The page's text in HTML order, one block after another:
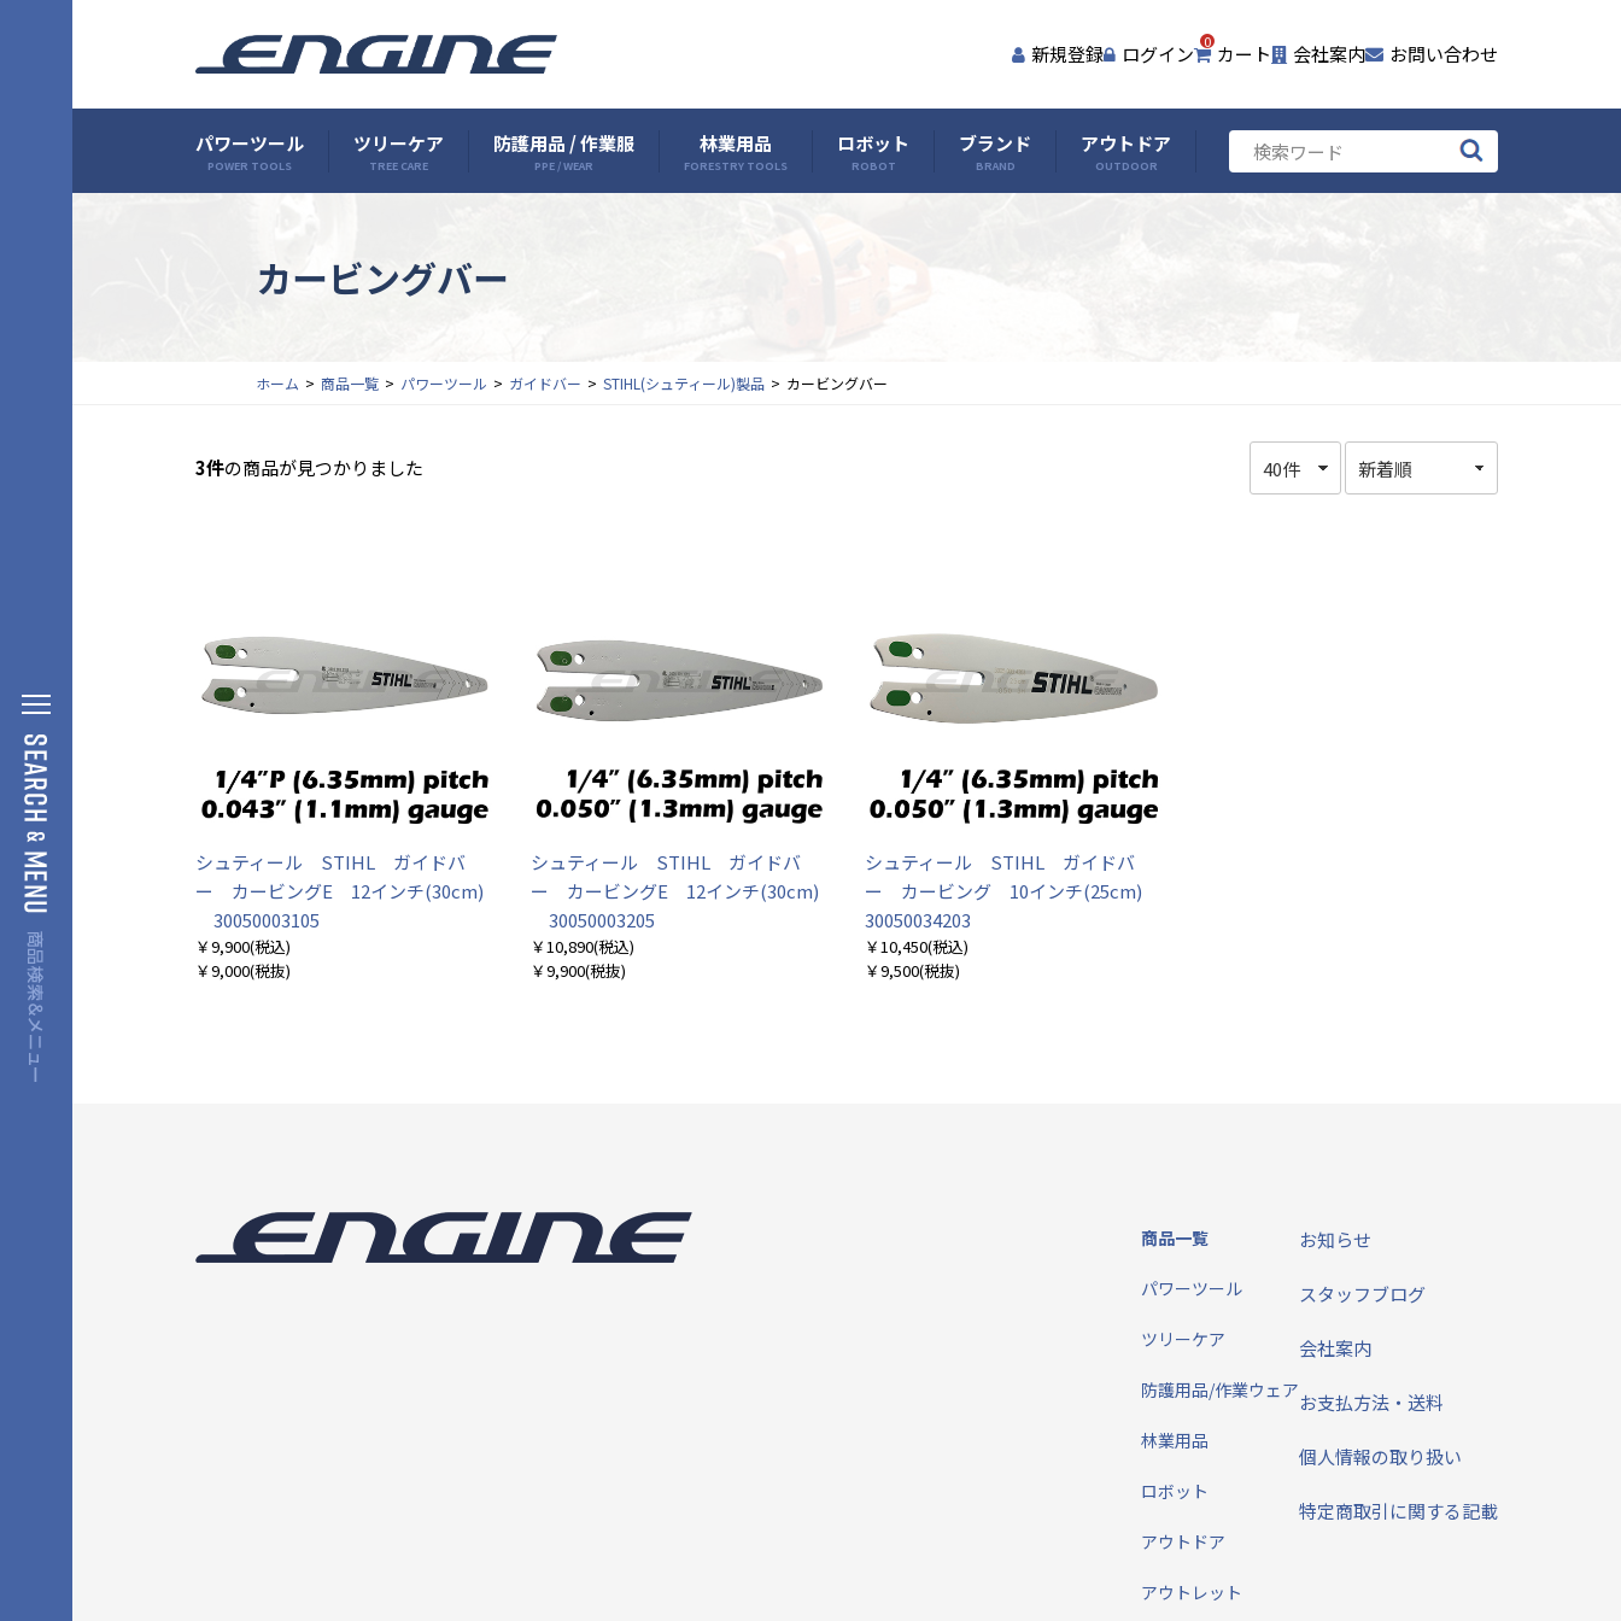
新規登録 ログイン 0 カート 会社案内 お問い合わせ
パワーツール
POWER TOOLS
ツリーケア
TREE CARE
防護用品 / 作業服
PPE / WEAR
林業用品
FORESTRY TOOLS
ロボット
ROBOT
ブランド
BRAND
アウトドア
OUTDOOR
カービングバー
ホーム 商品一覧 パワーツール ガイドバー STIHL(シュティール)製品 カービングバー
3件の商品が見つかりました
シュティール STIHL ガイドバ
ー カービングE 12インチ(30cm)
30050003105
￥9,900(税込)
￥9,000(税抜)
シュティール STIHL ガイドバ
ー カービングE 12インチ(30cm)
30050003205
￥10,890(税込)
￥9,900(税抜)
シュティール STIHL ガイドバ
ー カービング 10インチ(25cm)
30050034203
￥10,450(税込)
￥9,500(税抜)
カートへ進む
商品一覧
パワーツール
ツリーケア
防護用品/作業ウェア
林業用品
ロボット
アウトドア
アウトレット
お知らせ
スタッフブログ
会社案内
お支払方法・送料
個人情報の取り扱い
特定商取引に関する記載